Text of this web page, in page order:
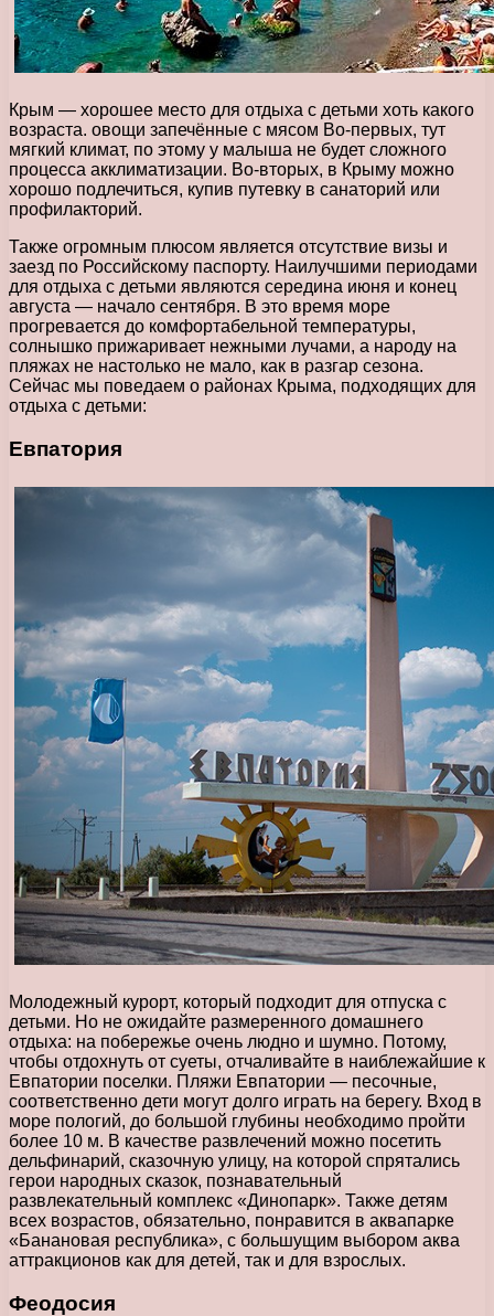
Крым — хорошее место для отдыха с детьми хоть какого
возраста. овощи запечённые с мясом Во-первых, тут
мягкий климат, по этому у малыша не будет сложного
процесса акклиматизации. Во-вторых, в Крыму можно
хорошо подлечиться, купив путевку в санаторий или
профилакторий.
Также огромным плюсом является отсутствие визы и
заезд по Российскому паспорту. Наилучшими периодами
для отдыха с детьми являются середина июня и конец
августа — начало сентября. В это время море
прогревается до комфортабельной температуры,
солнышко прижаривает нежными лучами, а народу на
пляжах не настолько не мало, как в разгар сезона.
Сейчас мы поведаем о районах Крыма, подходящих для
отдыха с детьми:
Евпатория
Молодежный курорт, который подходит для отпуска с
детьми. Но не ожидайте размеренного домашнего
отдыха: на побережье очень людно и шумно. Потому,
чтобы отдохнуть от суеты, отчаливайте в наиблежайшие к
Евпатории поселки. Пляжи Евпатории — песочные,
соответственно дети могут долго играть на берегу. Вход в
море пологий, до большой глубины необходимо пройти
более 10 м. В качестве развлечений можно посетить
дельфинарий, сказочную улицу, на которой спрятались
герои народных сказок, познавательный
развлекательный комплекс «Динопарк». Также детям
всех возрастов, обязательно, понравится в аквапарке
«Банановая республика», с большущим выбором аква
аттракционов как для детей, так и для взрослых.
Феодосия